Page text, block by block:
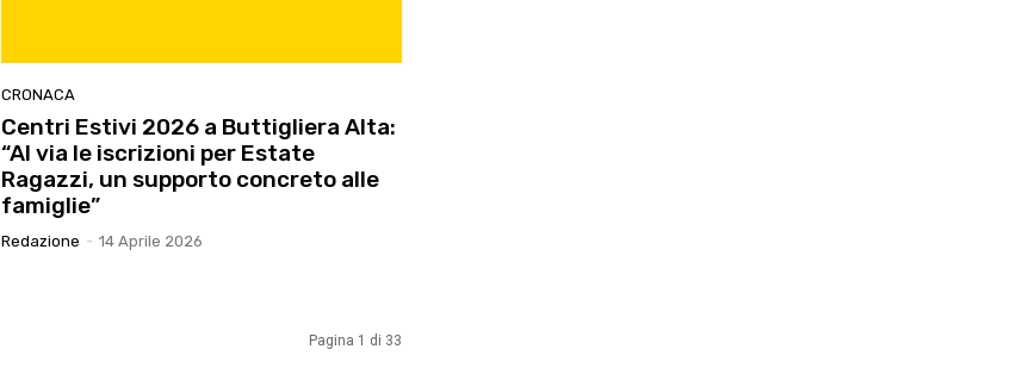
CRONACA
Centri Estivi 2026 a Buttigliera Alta:
“Al via le iscrizioni per Estate
Ragazzi, un supporto concreto alle
famiglie”
Redazione - 14 Aprile 2026
Pagina 1 di 33